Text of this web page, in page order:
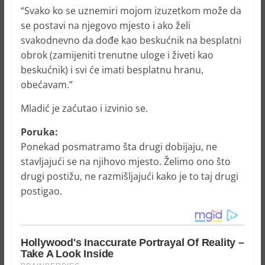
“Svako ko se uznemiri mojom izuzetkom može da
se postavi na njegovo mjesto i ako želi
svakodnevno da dođe kao beskućnik na besplatni
obrok (zamijeniti trenutne uloge i živeti kao
beskućnik) i svi će imati besplatnu hranu,
obećavam.”
Mladić je zaćutao i izvinio se.
Poruka:
Ponekad posmatramo šta drugi dobijaju, ne
stavljajući se na njihovo mjesto. Želimo ono što
drugi postižu, ne razmišljajući kako je to taj drugi
postigao.